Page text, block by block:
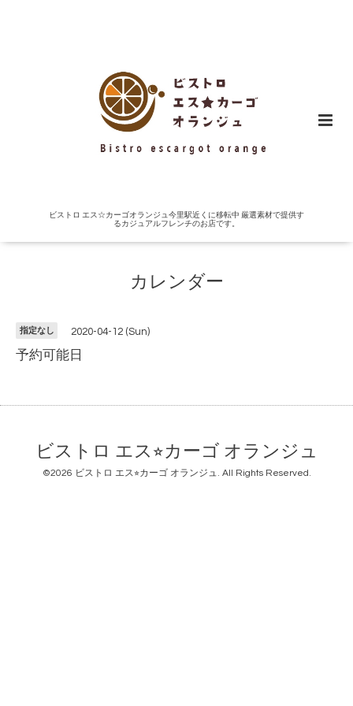
ビストロ エス☆カーゴオランジュ今里駅近くに移転中 厳選素材で提供す
るカジュアルフレンチのお店です。
カレンダー
指定なし 2020-04-12 (Sun)
予約可能日
ビストロ エス⭐︎カーゴ オランジュ
©2026 ビストロ エス⭐︎カーゴ オランジュ. All Rights Reserved.